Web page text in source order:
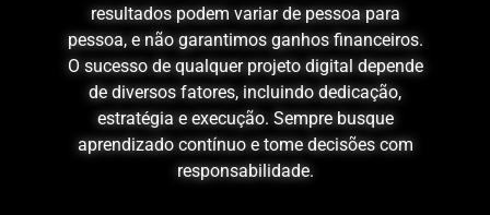
resultados podem variar de pessoa para
pessoa, e não garantimos ganhos financeiros.
O sucesso de qualquer projeto digital depende
de diversos fatores, incluindo dedicação,
estratégia e execução. Sempre busque
aprendizado contínuo e tome decisões com
responsabilidade.